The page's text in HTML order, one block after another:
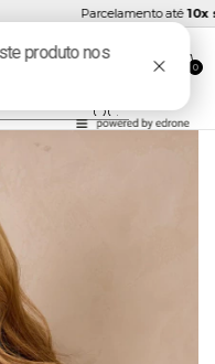
Parcelamento até10x
0